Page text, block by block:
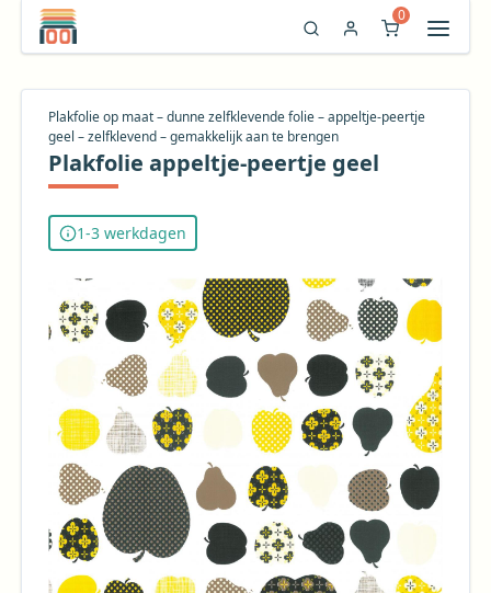
0
Plakfolie op maat – dunne zelfklevende folie – appeltje‑peertje
geel – zelfklevend – gemakkelijk aan te brengen
Plakfolie appeltje-peertje geel
1-3 werkdagen